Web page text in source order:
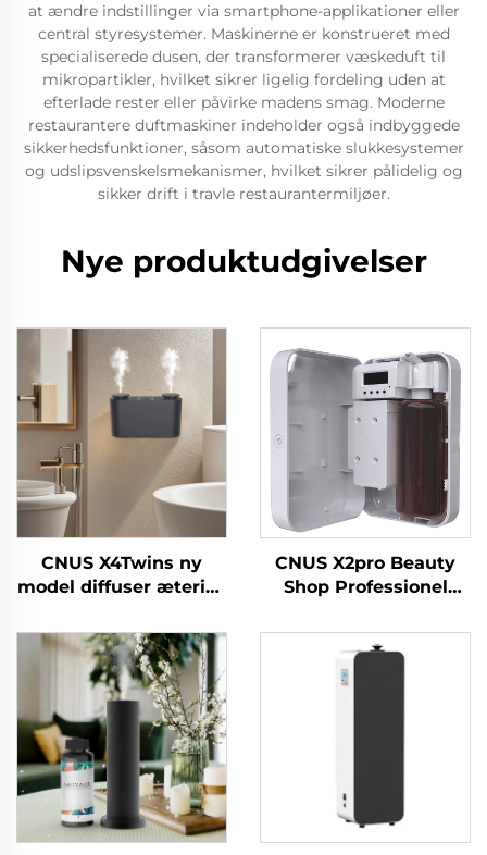
at ændre indstillinger via smartphone-applikationer eller
central styresystemer. Maskinerne er konstrueret med
specialiserede dusen, der transformerer væskeduft til
mikropartikler, hvilket sikrer ligelig fordeling uden at
efterlade rester eller påvirke madens smag. Moderne
restaurantere duftmaskiner indeholder også indbyggede
sikkerhedsfunktioner, såsom automatiske slukkesystemer
og udslipsvenskelsmekanismer, hvilket sikrer pålidelig og
sikker drift i travle restaurantermiljøer.
Nye produktudgivelser
CNUS X4Twins ny
model diffuser æterisk
til butikskontor
CNUS X2pro Beauty
Shop Professionel
aromadiffuser Duft
æterisk olie Hotel
duftmaskine